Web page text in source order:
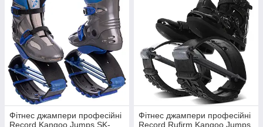
Фітнес джампери професійні
Record Kangoo Jumps SK-
Фітнес джампери професійні
Record Rufirm Kangoo Jumps